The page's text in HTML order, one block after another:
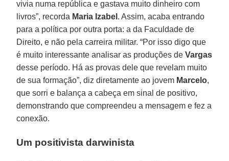
vivia numa república e gastava muito dinheiro com
livros”, recorda Maria Izabel . Assim, acaba entrando
para a política por outra porta: a da Faculdade de
Direito, e não pela carreira militar. “Por isso digo que
é muito interessante analisar as produções deVargas
desse período. Há as provas dele que revelam muito
de sua formação”, diz diretamente ao jovem Marcelo,
que sorri e balança a cabeça em sinal de positivo,
demonstrando que compreendeu a mensagem e fez a
conexão.
Um positivista darwinista